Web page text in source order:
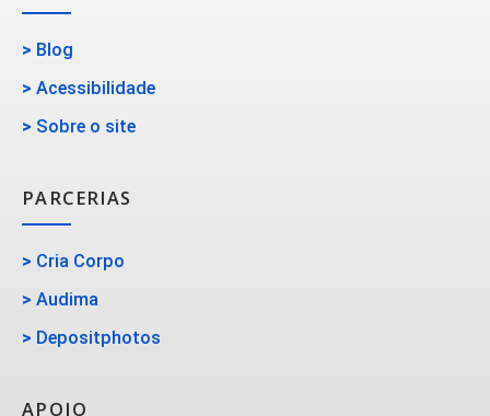
> Blog
> Acessibilidade
> Sobre o site
PARCERIAS
> Cria Corpo
> Audima
> Depositphotos
APOIO